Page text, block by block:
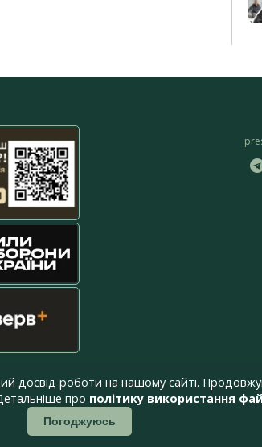
роботи на нашому сайті.
про політику використання
Погоджуюсь